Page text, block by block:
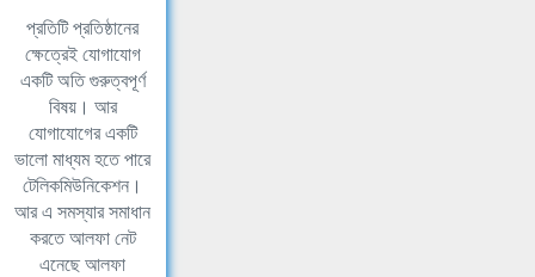
প্রতিটি প্রতিষ্ঠানের
ক্ষেত্রেই যোগাযোগ
একটি অতি গুরুত্বপূর্ণ
বিষয়। আর
যোগাযোগের একটি
ভালো মাধ্যম হতে পারে
টেলিকমিউনিকেশন।
আর এ সমস্যার সমাধান
করতে আলফা নেট
এনেছে আলফা